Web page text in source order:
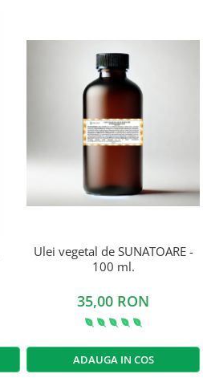
Ulei vegetal de SUNATOARE -
100 ml.
35,00 RON
ADAUGA IN COS